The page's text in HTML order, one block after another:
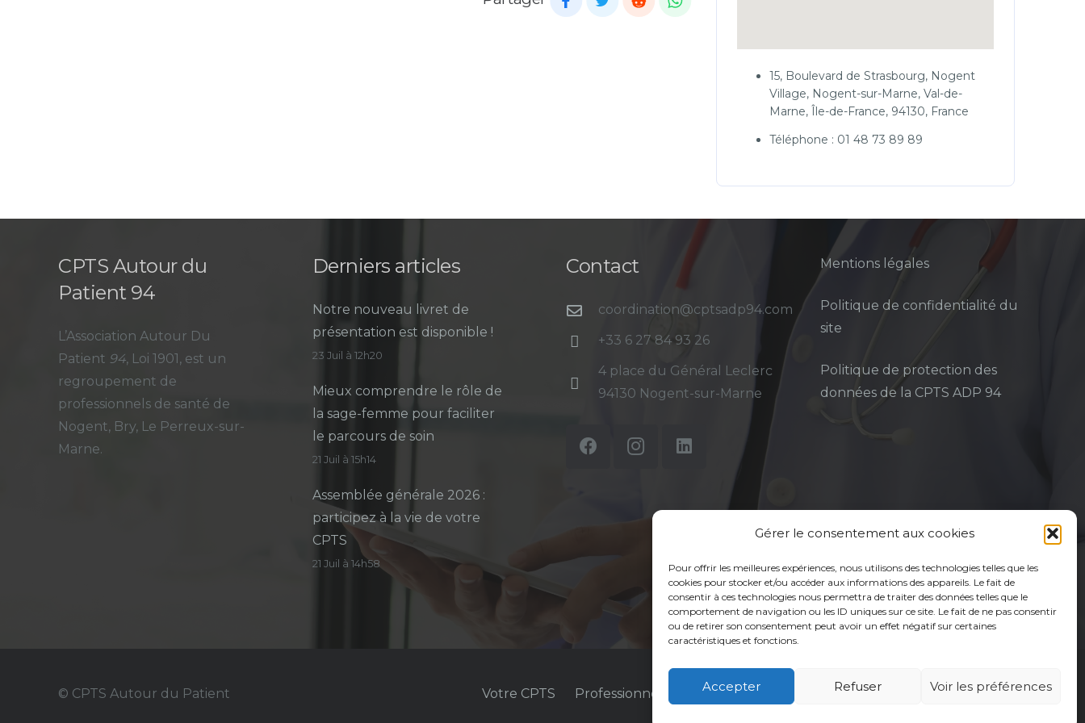
Gérer le consentement aux cookies
Pour offrir les meilleures expériences, nous utilisons des technologies telles que les
cookies pour stocker et/ou accéder aux informations des appareils. Le fait de
consentir à ces technologies nous permettra de traiter des données telles que le
comportement de navigation ou les ID uniques sur ce site. Le fait de ne pas consentir
ou de retirer son consentement peut avoir un effet négatif sur certaines
caractéristiques et fonctions.
Accepter Refuser Voir les préférences
15, Boulevard de Strasbourg, Nogent
Village, Nogent-sur-Marne, Val-de-
Marne, Île-de-France, 94130, France
Téléphone : 01 48 73 89 89
CPTS Autour du
Patient 94
L’Association Autour Du
Patient 94, Loi 1901, est un
regroupement de
professionnels de santé de
Nogent, Bry, Le Perreux-sur-
Marne.
Derniers articles
Notre nouveau livret de
présentation est disponible !
23 Juil à 12h20
Mieux comprendre le rôle de
la sage-femme pour faciliter
le parcours de soin
21 Juil à 15h14
Assemblée générale 2026 :
participez à la vie de votre
CPTS
21 Juil à 14h58
Contact
coordination@cptsadp94.com
+33 6 27 84 93 26
4 place du Général Leclerc
94130 Nogent-sur-Marne
Mentions légales
Politique de confidentialité du
site
Politique de protection des
données de la CPTS ADP 94
© CPTS Autour du Patient Votre CPTS Professionnels de santé Usagers Actualités Adhérer Contact